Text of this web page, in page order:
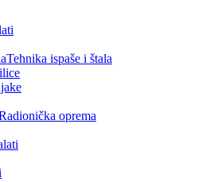
Tehnika ispaše i štala
oprema